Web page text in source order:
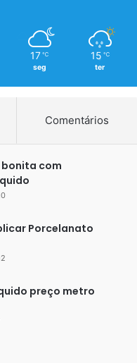
17 ℃
seg
15 ℃
ter
Comentários
bonita com
Porcelanato
preço metro